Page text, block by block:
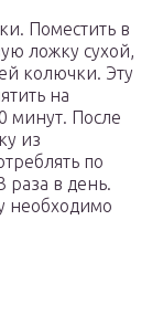
Поместить в
ложку сухой,
колючки. Эту
на
минут. После
из
по
раза в день.
необходимо